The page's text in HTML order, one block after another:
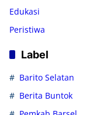
Edukasi
Peristiwa
Label
Barito Selatan
Berita Buntok